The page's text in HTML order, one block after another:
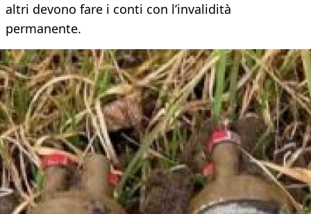
altri devono fare i conti con l’invalidità
permanente.